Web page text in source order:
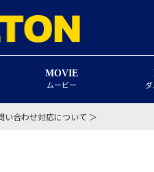
MOVIE
ムービー
い合わせ対応について ＞